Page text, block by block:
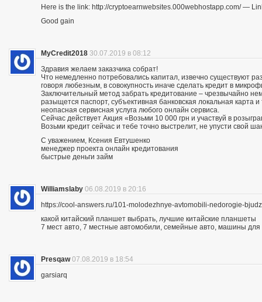
Here is the link: http://cryptoearnwebsites.000webhostapp.com/ —
Good gain
MyCredit2018 30.07.2019 в 08:12
Здравия желаем заказчика собрат!
Что немедленно потребовались капитал, извечно существуют
говоря любезным, в совокупность иначе сделать кредит в
Заключительный метод забрать кредитование – чрезвычайно
разыщется паспорт, субъективная банковская локальная
неопасная сервисная услуга любого онлайн сервиса.
Сейчас действует Акция «Возьми 10 000 грн и участвуй в
Возьми кредит сейчас и тебе точно выстрелит, не упусти свой
С уважением, Ксения Евтушенко
менеджер проекта онлайн кредитования
быстрые деньги займ
Williamslaby 06.08.2019 в 20:16
https://cool-answers.ru/101-molodezhnye-avtomobili-nedorogie-
какой китайский планшет выбрать, лучшие китайские планшеты
7 мест авто, 7 местные автомобили, семейные авто, машины для
Presqaw 07.08.2019 в 18:54
garsiarq